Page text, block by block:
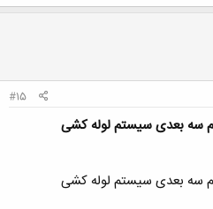
#15
سه بعدی سیستم لوله کشی
سه بعدی سیستم لوله کشی